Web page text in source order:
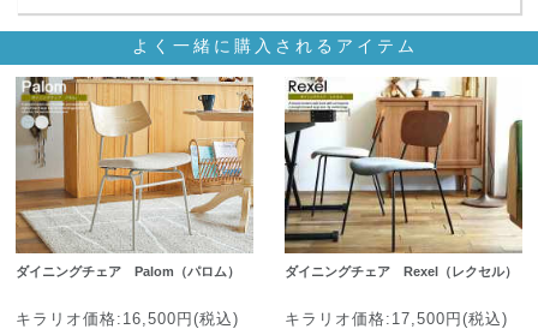
よく一緒に購入されるアイテム
ダイニングチェア Palom（パロム）
キラリオ価格:16,500円(税込)
ダイニングチェア Rexel（レクセル）
キラリオ価格:17,500円(税込)